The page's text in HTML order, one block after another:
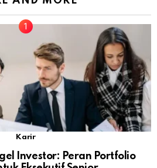
Karir
Investor: Peran Portfolio